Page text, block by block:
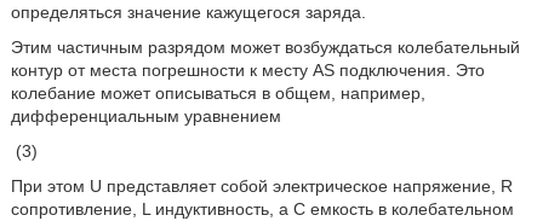
определяться значение кажущегося заряда.
Этим частичным разрядом может возбуждаться колебательный
контур от места погрешности к месту AS подключения. Это
колебание может описываться в общем, например,
дифференциальным уравнением
(3)
При этом U представляет собой электрическое напряжение, R
сопротивление, L индуктивность, а C емкость в колебательном